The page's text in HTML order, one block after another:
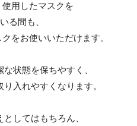
用したマスクを
る間も、
をお使いいただけます。
状態を保ちやすく、
入れやすくなります。
してはもちろん、